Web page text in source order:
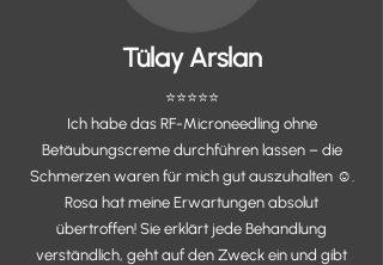
Tülay Arslan
⭐️⭐️⭐️⭐️⭐️
Ich habe das RF-Microneedling ohne
Betäubungscreme durchführen lassen – die
Schmerzen waren für mich gut auszuhalten ☺️.
Rosa hat meine Erwartungen absolut
übertroffen! Sie erklärt jede Behandlung
verständlich, geht auf den Zweck ein und gibt